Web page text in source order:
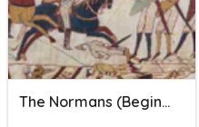
The Normans (beginner Quiz)